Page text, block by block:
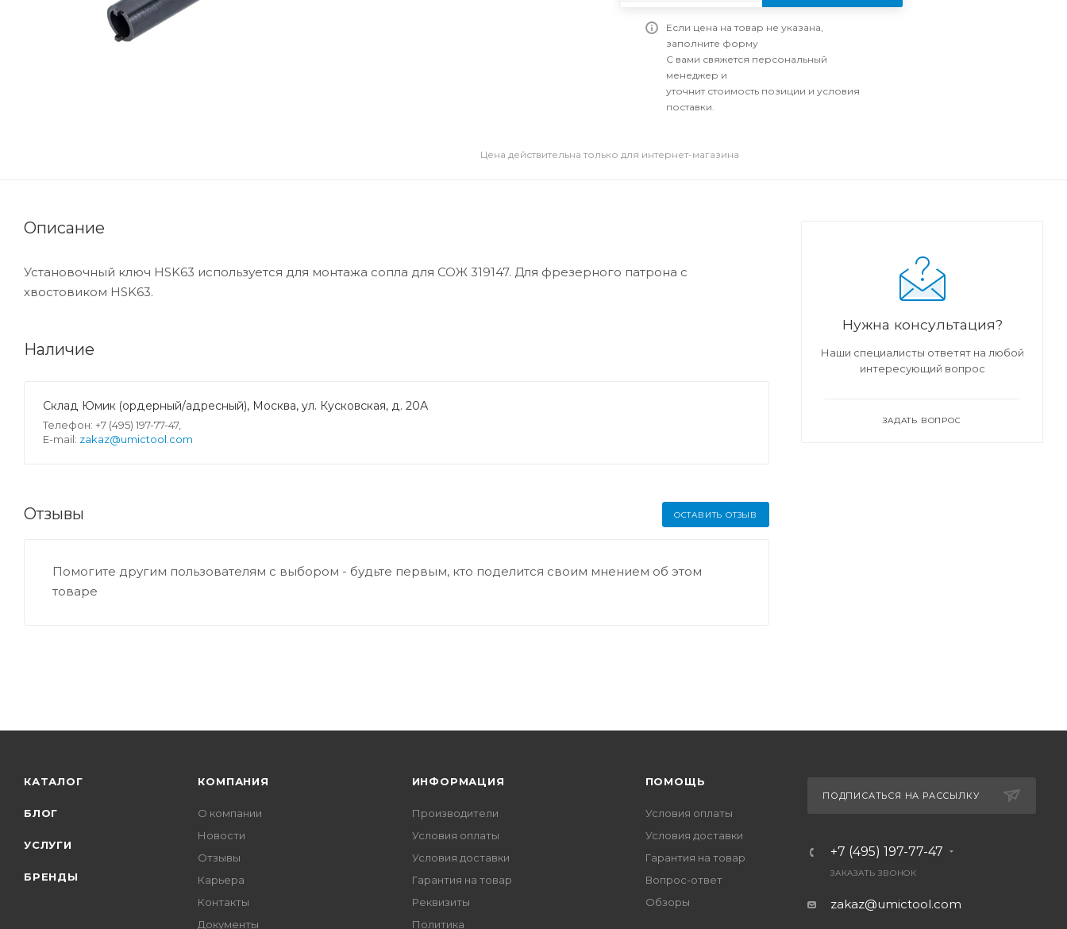
Если цена на товар не указана,
заполните форму
С вами свяжется персональный
менеджер и
уточнит стоимость позиции и условия
поставки.
Цена действительна только для интернет-магазина
Описание
Установочный ключ HSK63 используется для монтажа сопла для СОЖ 319147. Для фрезерного патрона с
хвостовиком HSK63.
Наличие
Склад Юмик (ордерный/адресный), Москва, ул. Кусковская, д. 20А
Телефон: +7 (495) 197-77-47,
E-mail: zakaz@umictool.com
Отзывы ОСТАВИТЬ ОТЗЫВ
Помогите другим пользователям с выбором - будьте первым, кто поделится своим мнением об этом
товаре
Нужна консультация?
Наши специалисты ответят на любой
интересующий вопрос
ЗАДАТЬ ВОПРОС
КАТАЛОГ
БЛОГ
УСЛУГИ
БРЕНДЫ
КОМПАНИЯ
О компании
Новости
Отзывы
Карьера
Контакты
Документы
ИНФОРМАЦИЯ
Производители
Условия оплаты
Условия доставки
Гарантия на товар
Реквизиты
Политика
ПОМОЩЬ
Условия оплаты
Условия доставки
Гарантия на товар
Вопрос-ответ
Обзоры
ПОДПИСАТЬСЯ НА РАССЫЛКУ
+7 (495) 197-77-47
ЗАКАЗАТЬ ЗВОНОК
zakaz@umictool.com